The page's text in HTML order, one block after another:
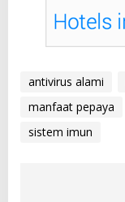
antivirus alami
manfaat pepaya
sistem imun